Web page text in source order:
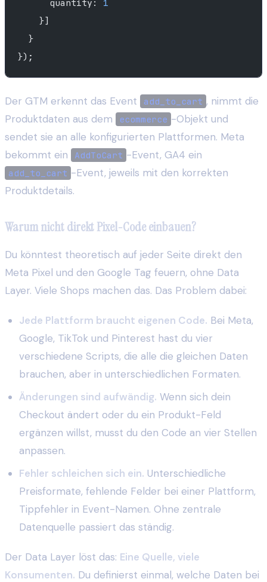
      quantity:
1
    }]
  }
});
Der GTM erkennt das Event add_to_cart , nimmt die
Produktdaten aus dem
ecommerce -Objekt und
sendet sie an alle konfigurierten Plattformen. Meta
bekommt ein
AddToCart -Event, GA4 ein
add_to_cart -Event, jeweils mit den korrekten
Produktdetails.
Warum nicht direkt Pixel-Code einbauen?
Du könntest theoretisch auf jeder Seite direkt den
Meta Pixel und den Google Tag feuern, ohne Data
Layer. Viele Shops machen das. Das Problem dabei:
Jede Plattform braucht eigenen Code. Bei Meta,
Google, TikTok und Pinterest hast du vier
verschiedene Scripts, die alle die gleichen Daten
brauchen, aber in unterschiedlichen Formaten.
Änderungen sind aufwändig. Wenn sich dein
Checkout ändert oder du ein Produkt-Feld
ergänzen willst, musst du den Code an vier Stellen
anpassen.
Fehler schleichen sich ein. Unterschiedliche
Preisformate, fehlende Felder bei einer Plattform,
Tippfehler in Event-Namen. Ohne zentrale
Datenquelle passiert das ständig.
Der Data Layer löst das: Eine Quelle, viele
Konsumenten. Du definierst einmal, welche Daten bei